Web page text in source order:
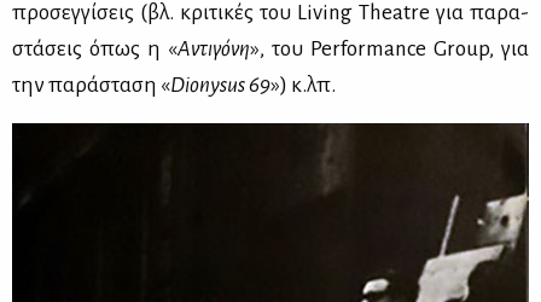
προ­σεγ­γί­σεις (βλ. κρι­τι­κές του Living Theatre για πα­ρα­
στά­σεις όπως η «Αντι­γό­νη», του Performance Group, για
την πα­ρά­στα­ση «Dionysus69») κ.λπ.